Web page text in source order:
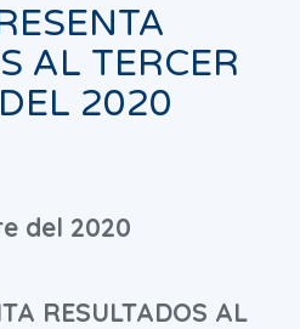
AL TERCER
2020
del 2020
RESULTADOS AL